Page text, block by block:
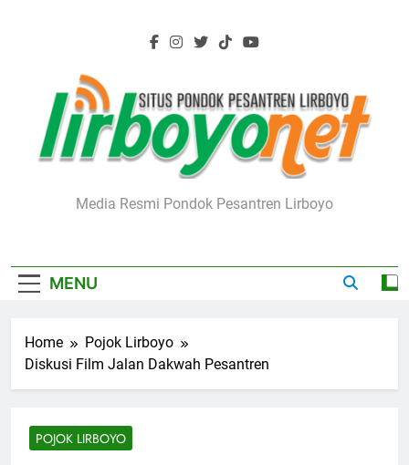
Lirboyo.net
Media Resmi Pondok Pesantren Lirboyo
MENU
Home
Pojok Lirboyo
Diskusi Film Jalan Dakwah Pesantren
POJOK LIRBOYO